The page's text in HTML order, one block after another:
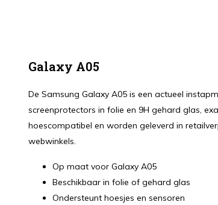
Galaxy A05
De Samsung Galaxy A05 is een actueel
screenprotectors in folie en 9H gehard glas,
hoescompatibel en worden geleverd in
webwinkels.
Op maat voor Galaxy A05
Beschikbaar in folie of gehard glas
Ondersteunt hoesjes en sensoren